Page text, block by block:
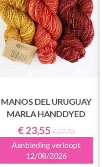
MANOS DEL URUGUAY
MARLA HANDDYED
€ 23,55 € 27,70
Aanbieding verloopt
12/08/2026